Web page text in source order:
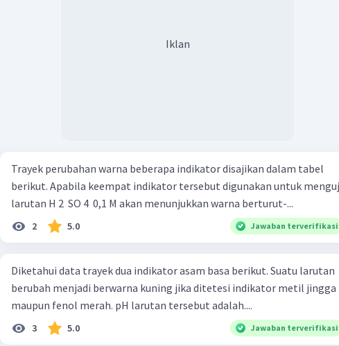
Iklan
Trayek perubahan warna beberapa indikator disajikan dalam tabel
berikut. Apabila keempat indikator tersebut digunakan untuk menguji
larutan H 2 ​ SO 4 ​ 0,1 M akan menunjukkan warna berturut-...
2 5.0 Jawaban terverifikasi
Diketahui data trayek dua indikator asam basa berikut. Suatu larutan
berubah menjadi berwarna kuning jika ditetesi indikator metil jingga
maupun fenol merah. pH larutan tersebut adalah....
3 5.0 Jawaban terverifikasi